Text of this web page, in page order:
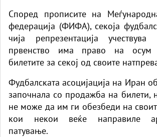
Според прописите на
федерација (ФИФА), секоја
чија репрезентација учествува
првенство има право на осум
билетите за секој од своите
Фудбалската асоцијација на Иран
започнала со продажба на билети,
не може да им ги обезбеди на
кои некои веќе направиле
патување.